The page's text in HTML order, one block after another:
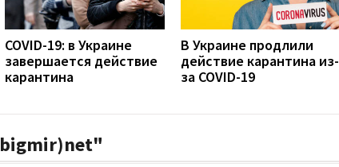
COVID-19: в Украине
завершается действие
карантина
В Украине продлили
действие карантина из-
за COVID-19